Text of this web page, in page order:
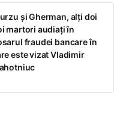
și Gherman, alți doi
martori audiați în
fraudei bancare în
este vizat Vladimir